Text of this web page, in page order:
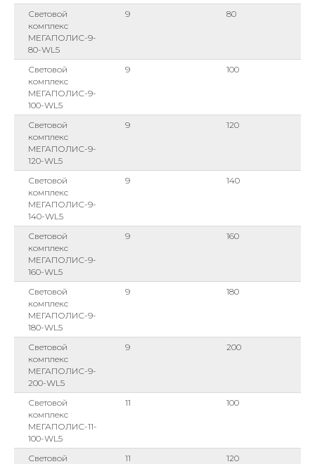
Световой
комплекс
МЕГАПОЛИС-9-
80-WL5
9 80
Световой
комплекс
МЕГАПОЛИС-9-
100-WL5
9 100
Световой
комплекс
МЕГАПОЛИС-9-
120-WL5
9 120
Световой
комплекс
МЕГАПОЛИС-9-
140-WL5
9 140
Световой
комплекс
МЕГАПОЛИС-9-
160-WL5
9 160
Световой
комплекс
МЕГАПОЛИС-9-
180-WL5
9 180
Световой
комплекс
МЕГАПОЛИС-9-
200-WL5
9 200
Световой
комплекс
МЕГАПОЛИС-11-
100-WL5
11 100
Световой 11 120